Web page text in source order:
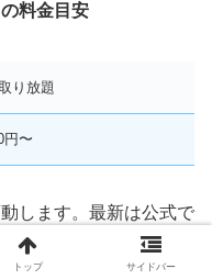
料金目安
り放題
円〜
します。最新は公式で
トップ サイドバー